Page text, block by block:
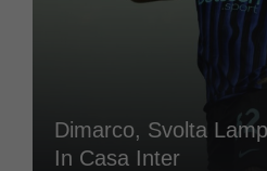
Dimarco, Svolta
In Casa Inter